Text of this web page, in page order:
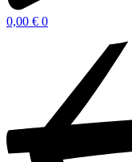
0,00 € 0